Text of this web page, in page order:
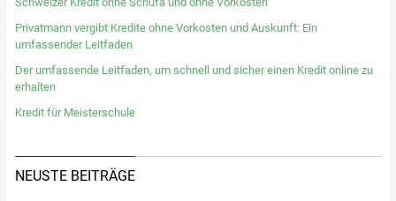
Privatmann vergibt Kredite ohne Vorkosten und Auskunft: Ein
umfassender Leitfaden
Der umfassende Leitfaden, um schnell und sicher einen Kredit online zu
erhalten
Kredit für Meisterschule
NEUSTE BEITRÄGE